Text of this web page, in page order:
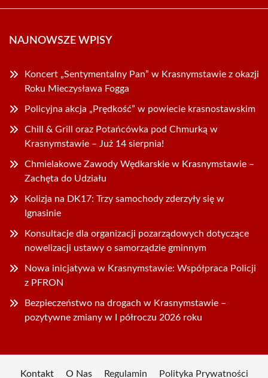
NAJNOWSZE WPISY
Koncert „Sentymentalny Pan” w Krasnymstawie z okazji
Roku Mieczysława Fogga
Policyjna akcja „Prędkość” w powiecie krasnostawskim
Chill & Grill oraz Potańcówka pod Chmurką w
Krasnymstawie – Już 14 sierpnia!
Chmielakowe Zawody Wędkarskie w Krasnymstawie –
Zachęta do Udziału
Kolizja na DK17: Trzy samochody zderzyły się w
Ignasinie
Konsultacje dla organizacji pozarządowych dotyczące
nowelizacji ustawy o samorządzie gminnym
Nowa inicjatywa w Krasnymstawie: Współpraca Policji
z PFRON
Bezpieczeństwo na drogach w Krasnymstawie –
pozytywne zmiany w I półroczu 2026 roku
Kontakt O Nas Regulamin Polityka Prywatności